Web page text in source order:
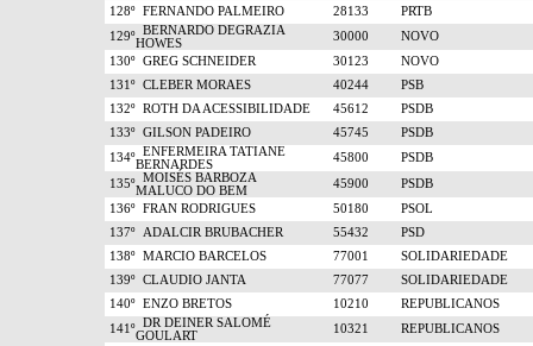
128º FERNANDO PALMEIRO 28133
PRTB
129º BERNARDO DEGRAZIA
HOWES
30000
NOVO
130º GREG SCHNEIDER 30123
NOVO
131º CLEBER MORAES 40244
PSB
132º ROTH DA ACESSIBILIDADE 45612
PSDB
133º GILSON PADEIRO 45745
PSDB
134º ENFERMEIRA TATIANE
BERNARDES
45800
PSDB
135º MOISÉS BARBOZA
MALUCO DO BEM
45900
PSDB
136º FRAN RODRIGUES 50180
PSOL
137º ADALCIR BRUBACHER 55432
PSD
138º MARCIO BARCELOS 77001
SOLIDARIEDADE
139º CLAUDIO JANTA 77077
SOLIDARIEDADE
140º ENZO BRETOS 10210
REPUBLICANOS
141º DR DEINER SALOMÉ
GOULART
10321
REPUBLICANOS